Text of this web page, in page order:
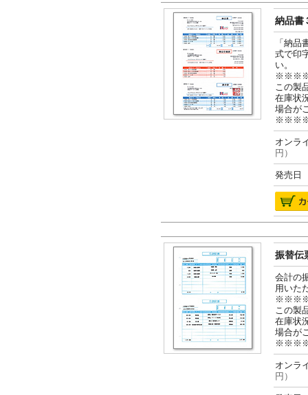
納品書
「納
式で印
い。
この製
在庫状
場合が
オン
円）
発売日
振替伝
会計の
用いた
この製
在庫状
場合が
オン
円）